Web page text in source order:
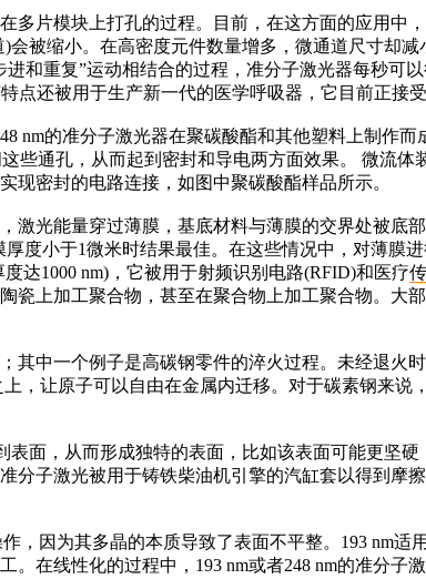
片模块上打孔的过程。目前，在这方面的应用中
被缩小。在高密度元件数量增多，微通道尺寸却
和重复”运动相结合的过程，准分子激光器每秒可
点还被用于生产新一代的医学呼吸器，它目前正接
nm的准分子激光器在聚碳酸酯和其他塑料上制作
些通孔，从而起到密封和导电两方面效果。 微流
现密封的电路连接，如图中聚碳酸酯样品所示。
光能量穿过薄膜，基底材料与薄膜的交界处被底
度小于1微米时结果最佳。在这些情况中，对薄膜
达1000 nm)，它被用于射频识别电路(RFID)和医疗
上加工聚合物，甚至在聚合物上加工聚合物。大
中一个例子是高碳钢零件的淬火过程。未经退火
，让原子可以自由在金属内迁移。对于碳素钢来说
，从而形成独特的表面，比如该表面可能更坚硬
分子激光被用于铸铁柴油机引擎的汽缸套以得到摩
因为其多晶的本质导致了表面不平整。193 nm适
在线性化的过程中，193 nm或者248 nm的准分子